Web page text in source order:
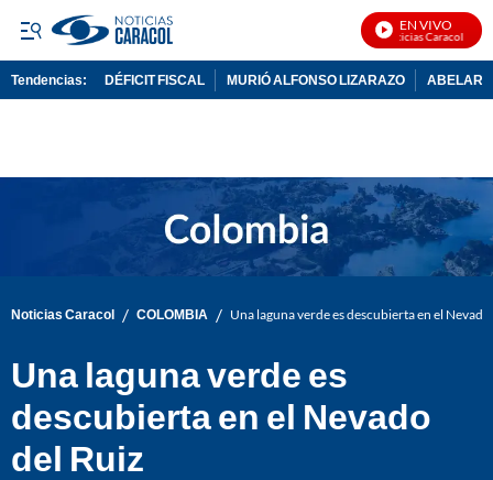
EN VIVO
Noticias Caracol En
Tendencias: DÉFICIT FISCAL MURIÓ ALFONSO LIZARAZO
Noticias Caracol / COLOMBIA / Una laguna verde es descubierta en el
Una laguna verde es
descubierta en el Nevado
del Ruiz